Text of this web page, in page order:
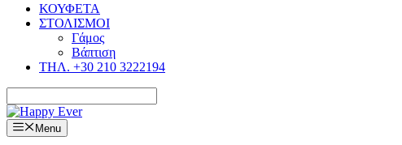
ΚΟΥΦΕΤΑ
ΣΤΟΛΙΣΜΟΙ
Γάμος
Βάπτιση
ΤΗΛ. +30 210 3222194
Menu